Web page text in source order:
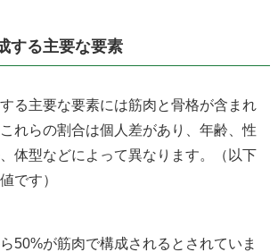
する主要な要素
る主要な要素には筋肉と骨格が含まれ
れらの割合は個人差があり、年齢、性
体型などによって異なります。（以下
です）
50%が筋肉で構成されるとされていま